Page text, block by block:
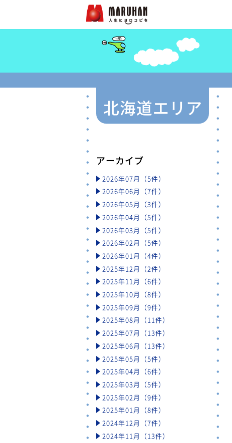
北海道エリア
アーカイブ
2026年07月（5件）
2026年06月（7件）
2026年05月（3件）
2026年04月（5件）
2026年03月（5件）
2026年02月（5件）
2026年01月（4件）
2025年12月（2件）
2025年11月（6件）
2025年10月（8件）
2025年09月（9件）
2025年08月（11件）
2025年07月（13件）
2025年06月（13件）
2025年05月（5件）
2025年04月（6件）
2025年03月（5件）
2025年02月（9件）
2025年01月（8件）
2024年12月（7件）
2024年11月（13件）